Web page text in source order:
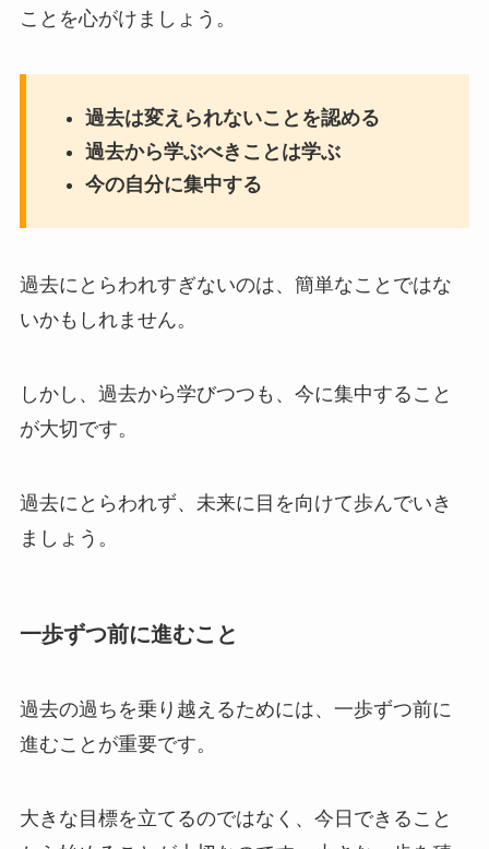
ことを心がけましょう。
過去は変えられないことを認める
過去から学ぶべきことは学ぶ
今の自分に集中する
過去にとらわれすぎないのは、簡単なことではな
いかもしれません。
しかし、過去から学びつつも、今に集中すること
が大切です。
過去にとらわれず、未来に目を向けて歩んでいき
ましょう。
一歩ずつ前に進むこと
過去の過ちを乗り越えるためには、一歩ずつ前に
進むことが重要です。
大きな目標を立てるのではなく、今日できること